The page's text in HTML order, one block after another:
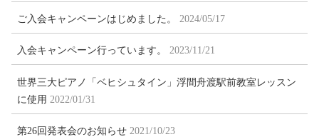
ご入会キャンペーンはじめました。 2024/05/17
入会キャンペーン行っています。 2023/11/21
世界三大ピアノ「ベヒシュタイン」浮間舟渡駅前教室レッスン
に使用 2022/01/31
第26回発表会のお知らせ 2021/10/23